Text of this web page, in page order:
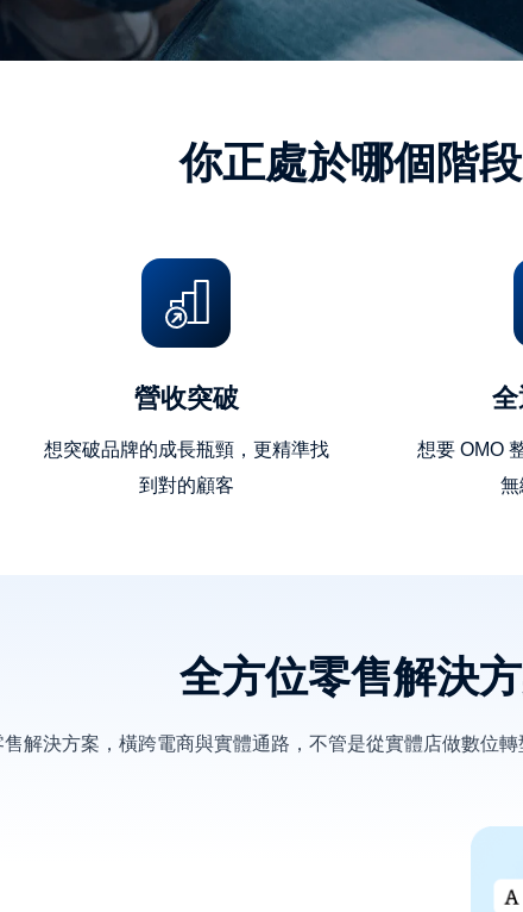
(10
位
字)
你正處於哪個階段
營收突破
想突破品牌的成長瓶頸，更精準找
到對的顧客
想要 OMO
無
全方位零售解決
解決方案，橫跨電商與實體通路，不管是從實體店做數位